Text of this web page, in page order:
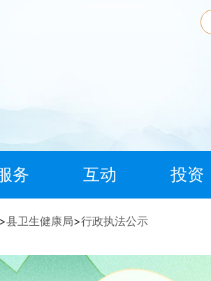
务 互动 投资
>县卫生健康局>行政执法公示